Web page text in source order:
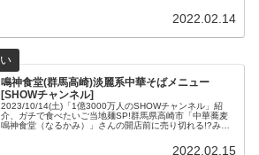
2022.02.14
鳴神食堂(群馬高崎)淡麗系中華そばメニュー
[SHOWチャンネル]
2023/10/14(土)「1億3000万人のSHOWチャンネル」紹
介、ガチで食べたいご当地麺SP!群馬県高崎市「中華蕎麦
鳴神食堂（なるかみ）」さんの開店前に売り切れる!?みや
と、場所や営業時間などの店舗情報をまとめてみました。
2022.02.15